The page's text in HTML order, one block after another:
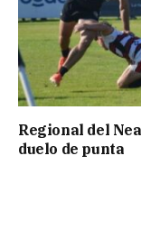
Regional del
duelo de punta